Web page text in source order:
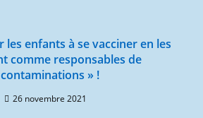
les enfants à se vacciner en les
comme responsables de
» !
26 novembre 2021